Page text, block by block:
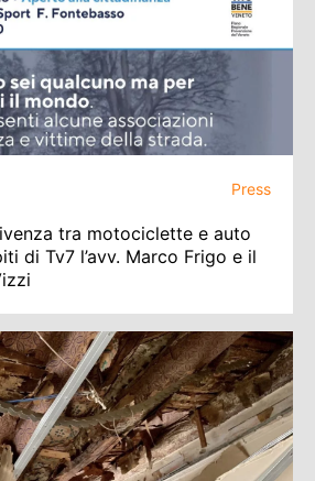
Press
tra motociclette e auto
di Tv7 l’avv. Marco Frigo e il